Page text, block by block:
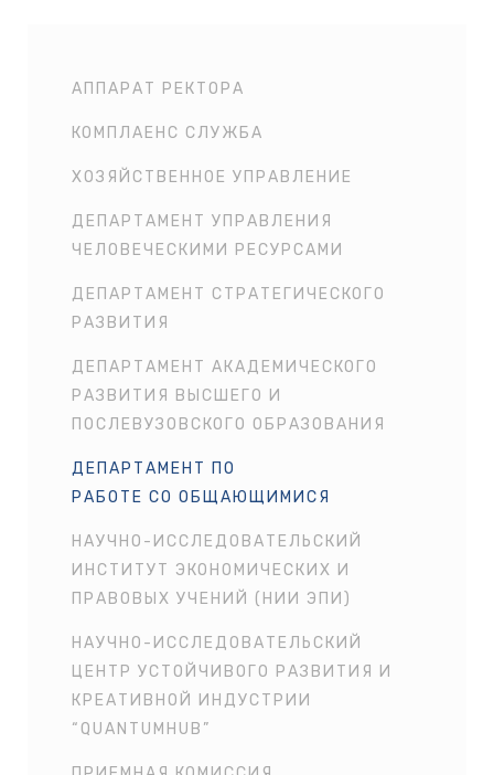
АППАРАТ РЕКТОРА
КОМПЛАЕНС СЛУЖБА
ХОЗЯЙСТВЕННОЕ УПРАВЛЕНИЕ
ДЕПАРТАМЕНТ УПРАВЛЕНИЯ
ЧЕЛОВЕЧЕСКИМИ РЕСУРСАМИ
ДЕПАРТАМЕНТ СТРАТЕГИЧЕСКОГО
РАЗВИТИЯ
ДЕПАРТАМЕНТ АКАДЕМИЧЕСКОГО
РАЗВИТИЯ ВЫСШЕГО И
ПОСЛЕВУЗОВСКОГО ОБРАЗОВАНИЯ
ДЕПАРТАМЕНТ ПО
РАБОТЕ СО ОБЩАЮЩИМИСЯ
НАУЧНО-ИССЛЕДОВАТЕЛЬСКИЙ
ИНСТИТУТ ЭКОНОМИЧЕСКИХ И
ПРАВОВЫХ УЧЕНИЙ (НИИ ЭПИ)
НАУЧНО-ИССЛЕДОВАТЕЛЬСКИЙ
ЦЕНТР УСТОЙЧИВОГО РАЗВИТИЯ И
КРЕАТИВНОЙ ИНДУСТРИИ
“QUANTUMHUB”